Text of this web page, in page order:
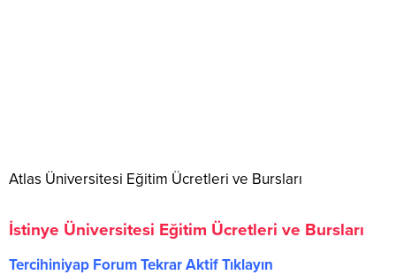
Atlas Üniversitesi Eğitim Ücretleri ve Bursları
İstinye Üniversitesi Eğitim Ücretleri ve Bursları
Tercihiniyap Forum Tekrar Aktif Tıklayın